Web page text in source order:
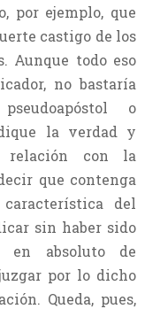
por ejemplo, que
castigo de los
Aunque todo eso
no bastaría
o
la verdad y
relación con la
que contenga
del
sin haber sido
en absoluto de
por lo dicho
Queda, pues,